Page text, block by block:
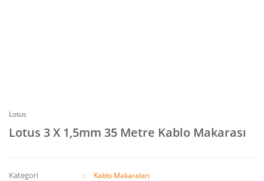
Lotus
Lotus 3 X 1,5mm 35 Metre Kablo Makarası
Kategori Kablo Makaraları